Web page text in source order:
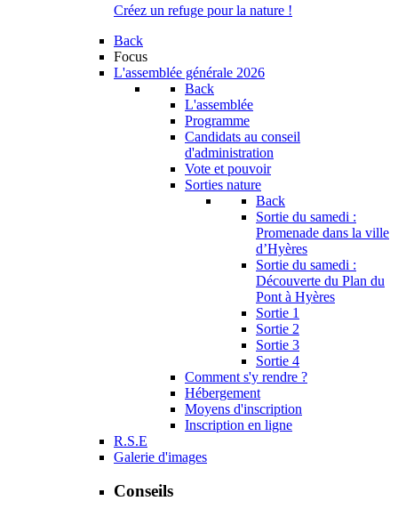
Créez un refuge pour la nature !
Back
Focus
L'assemblée générale 2026
Back
L'assemblée
Programme
Candidats au conseil
d'administration
Vote et pouvoir
Sorties nature
Back
Sortie du samedi :
Promenade dans la ville
d’Hyères
Sortie du samedi :
Découverte du Plan du
Pont à Hyères
Sortie 1
Sortie 2
Sortie 3
Sortie 4
Comment s'y rendre ?
Hébergement
Moyens d'inscription
Inscription en ligne
R.S.E
Galerie d'images
Conseils